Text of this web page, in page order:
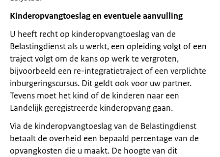
Kinderopvangtoeslag en eventuele aanvulling
U heeft recht op kinderopvangtoeslag van de
Belastingdienst als u werkt, een opleiding volgt of een
traject volgt om de kans op werk te vergroten,
bijvoorbeeld een re-integratietraject of een verplichte
inburgeringscursus. Dit geldt ook voor uw partner.
Tevens moet het kind of de kinderen naar een
Landelijk geregistreerde kinderopvang gaan.
Via de kinderopvangtoeslag van de Belastingdienst
betaalt de overheid een bepaald percentage van de
opvangkosten die u maakt. De hoogte van dit